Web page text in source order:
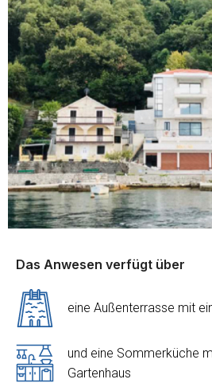
Das Anwesen verfügt über
eine Außenterrasse mit
und eine Sommerküche
Gartenhaus